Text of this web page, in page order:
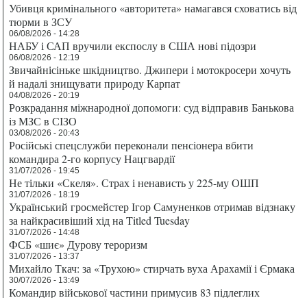
Убивця кримінального «авторитета» намагався сховатись від
тюрми в ЗСУ
06/08/2026 - 14:28
НАБУ і САП вручили експослу в США нові підозри
06/08/2026 - 12:19
Звичайнісіньке шкідництво. Джипери і мотокросери хочуть
й надалі знищувати природу Карпат
04/08/2026 - 20:19
Розкрадання міжнародної допомоги: суд відправив Банькова
із МЗС в СІЗО
03/08/2026 - 20:43
Російські спецслужби переконали пенсіонера вбити
командира 2-го корпусу Нацгвардії
31/07/2026 - 19:45
Не тільки «Скеля». Страх і ненависть у 225-му ОШП
31/07/2026 - 18:19
Український гросмейстер Ігор Самуненков отримав відзнаку
за найкрасивіший хід на Titled Tuesday
31/07/2026 - 14:48
ФСБ «шиє» Дурову тероризм
31/07/2026 - 13:37
Михайло Ткач: за «Трухою» стирчать вуха Арахамії і Єрмака
30/07/2026 - 13:49
Командир військової частини примусив 83 підлеглих